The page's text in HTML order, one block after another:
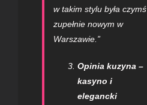
w takim stylu była czymś
zupełnie nowym w
Warszawie.”
Opinia kuzyna –
kasyno i
elegancki